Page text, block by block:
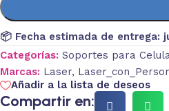
📦 Fecha estimada de entrega:
Categorías: Soportes para
Marcas: Laser,
Añadir a la lista de deseos
Compartir en: